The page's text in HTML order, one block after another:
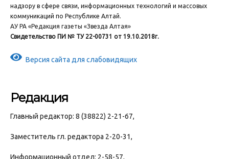
надзору в сфере связи, информационных технологий и массовых
коммуникаций по Республике Алтай.
АУ РА «Редакция газеты «Звезда Алтая»
Свидетельство ПИ № ТУ 22-00731 от 19.10.2018г.
Версия сайта для слабовидящих
Редакция
Главный редактор: 8 (38822) 2-21-67,
Заместитель гл. редактора 2-20-31,
Информационный отдел: 2-58-57,